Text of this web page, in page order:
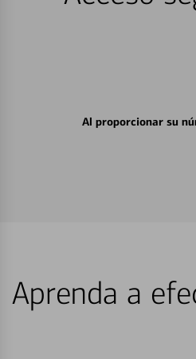
Al proporcionar su
Aprenda a